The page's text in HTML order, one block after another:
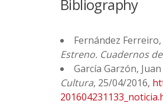
Bibliography
Fernández
Estreno. Cuadernos
García Garzón,
Cultura, 25/04/2016,